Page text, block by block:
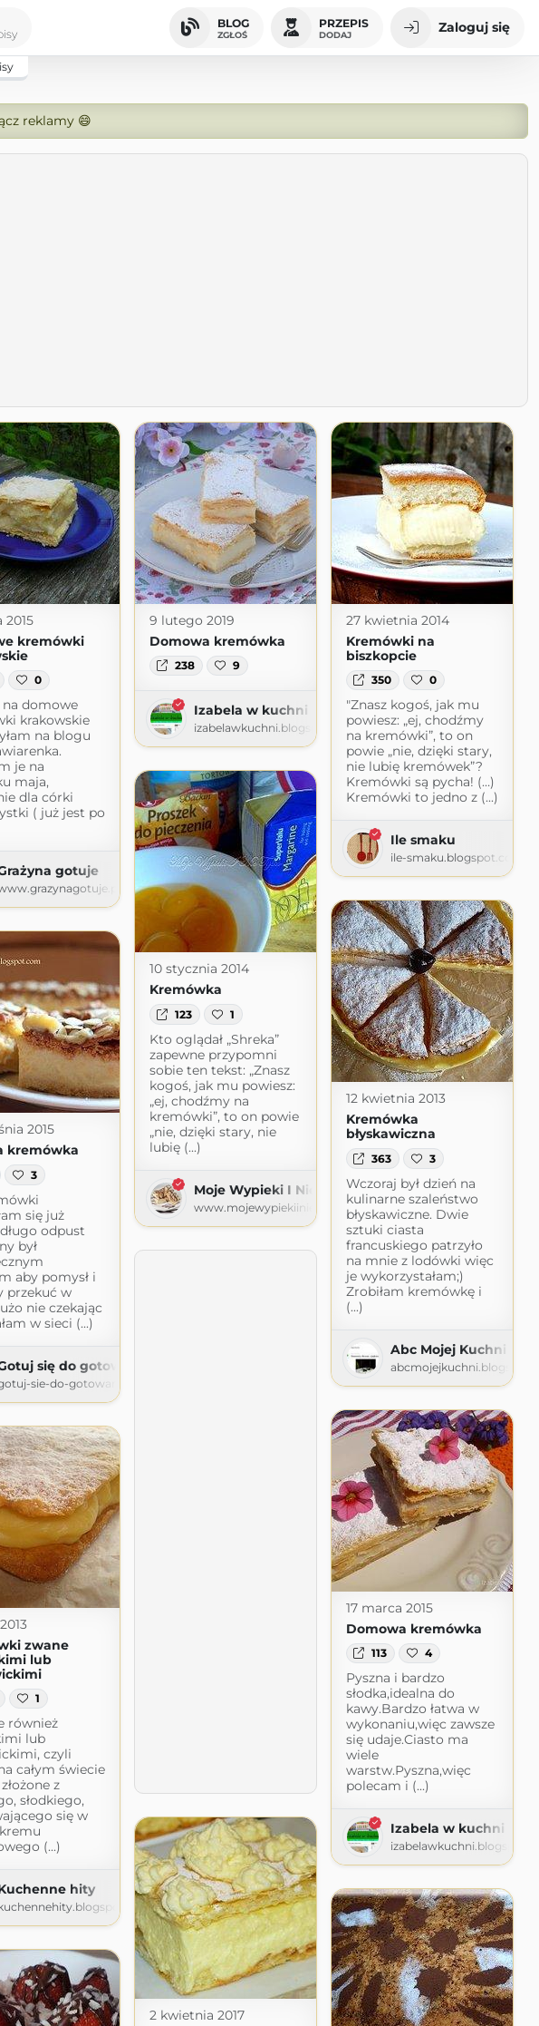
BLOG
ZGŁOŚ
PRZEPIS
DODAJ Zaloguj się
reklamy 😄
2015
kremówki
0
na domowe
krakowskie
na blogu
je na
maja,
dla córki
( już jest po
gotuje
9 lutego 2019
Domowa kremówka
238 9
Izabela w kuchni
izabelawkuchni.blogspot.com
27 kwietnia 2014
Kremówki na
biszkopcie
350 0
"Znasz kogoś, jak mu
powiesz: „ej, chodźmy
na kremówki”, to on
powie „nie, dzięki stary,
nie lubię kremówek”?
Kremówki są pycha! (…)
Kremówki to jedno z (...)
Ile smaku
ile-smaku.blogspot.com
10 stycznia 2014
Kremówka
123 1
Kto oglądał „Shreka”
zapewne przypomni
sobie ten tekst: „Znasz
kogoś, jak mu powiesz:
„ej, chodźmy na
kremówki”, to on powie
„nie, dzięki stary, nie
lubię (...)
Moje Wypieki I Nie Tylko
www.mojewypiekiinietylko.com
12 kwietnia 2013
Kremówka
błyskawiczna
363 3
Wczoraj był dzień na
kulinarne szaleństwo
błyskawiczne. Dwie
sztuki ciasta
francuskiego patrzyło
na mnie z lodówki więc
je wykorzystałam;)
Zrobiłam kremówkę i
(...)
Abc Mojej Kuchni
2015
kremówka
3
się już
odpust
był
aby pomysł i
przekuć w
nie czekając
w sieci (...)
się do gotowania!
sie-do-gotowania.blogspot.com
17 marca 2015
Domowa kremówka
113 4
Pyszna i bardzo
słodka,idealna do
kawy.Bardzo łatwa w
wykonaniu,więc zawsze
się udaje.Ciasto ma
wiele
warstw.Pyszna,więc
polecam i (...)
Izabela w kuchni
zwane
lub
1
również
lub
czyli
całym świecie
z
słodkiego,
się w
(...)
hity
2 kwietnia 2017